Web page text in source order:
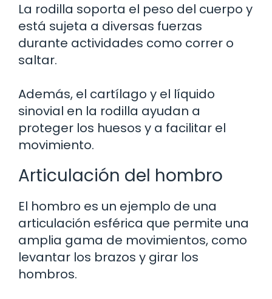
La rodilla soporta el peso del cuerpo y
está sujeta a diversas fuerzas
durante actividades como correr o
saltar.
Además, el cartílago y el líquido
sinovial en la rodilla ayudan a
proteger los huesos y a facilitar el
movimiento.
Articulación del hombro
El hombro es un ejemplo de una
articulación esférica que permite una
amplia gama de movimientos, como
levantar los brazos y girar los
hombros.